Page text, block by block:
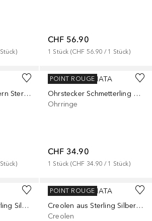
Stück)
CHF 56.90
1 Stück (CHF 56.90 / 1 Stück)
Armband Mond, Stern Sterling Silber Zirkonia in Gelbgold
Stück)
RAFAELA DONATA
Ohrstecker Schmetterling aus Sterling Silber in Gelbgold
Ohrringe
CHF 34.90
1 Stück (CHF 34.90 / 1 Stück)
POINT ROUGE
Ohrstecker aus Sterling Silber in silber mit Muschelkernperle
RAFAELA DONATA
Creolen aus Sterling Silber in silber mit Muschelkernperle
Creolen
POINT ROUGE